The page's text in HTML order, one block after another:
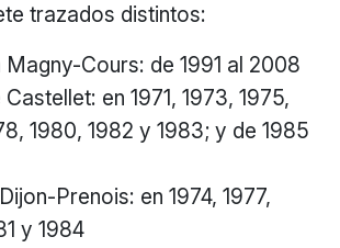
trazados distintos:
Magny-Cours: de 1991 al 2008
Castellet: en 1971, 1973, 1975,
1980, 1982 y 1983; y de 1985
Prenois: en 1974, 1977,
y 1984